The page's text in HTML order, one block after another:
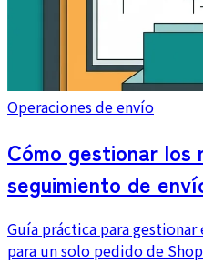
Operaciones de envío
Cómo gestionar los
seguimiento de
paquetes y
Guía práctica para
para un solo pedido de